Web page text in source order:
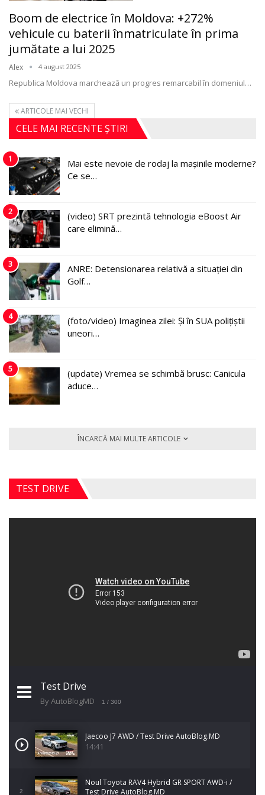
Boom de electrice în Moldova: +272%
vehicule cu baterii înmatriculate în prima
jumătate a lui 2025
Alex 4 august 2025
Republica Moldova marchează un progres remarcabil în domeniul…
ARTICOLE MAI VECHI
CELE MAI RECENTE ȘTIRI
1
Mai este nevoie de rodaj la mașinile moderne?
Ce se…
2
(video) SRT prezintă tehnologia eBoost Air
care elimină…
3
ANRE: Detensionarea relativă a situației din
Golf…
4
(foto/video) Imaginea zilei: Și în SUA polițiștii
uneori…
5
(update) Vremea se schimbă brusc: Canicula
aduce…
ÎNCARCĂ MAI MULTE ARTICOLE
TEST DRIVE
Test Drive
By AutoBlogMD 1 / 300
Jaecoo J7 AWD / Test Drive AutoBlog.MD
14:41
2
Noul Toyota RAV4 Hybrid GR SPORT AWD-i /
Test Drive AutoBlog.MD